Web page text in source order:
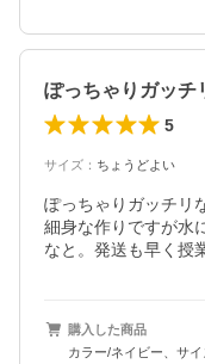
ぽっちゃりガッ
5
サイズ ： ちょうどよい
ぽっちゃりガッチリ
細身な作りですが水
なと。発送も早く授
購入した商品
カラー/ネイビー、サイ